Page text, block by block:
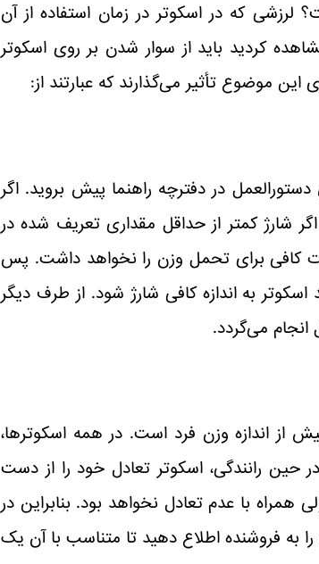
لرزشی که در اسکوتر در زمان استفاده از آن
کردید باید از سوار شدن بر روی اسکوتر
در دفترچه راهنما پیش بروید. اگر
شارژ کمتر از حداقل مقداری تعریف شده در
کافی برای تحمل وزن را نخواهد داشت. پس
به اندازه کافی شارژ شود. از طرف دیگر
انجام می‌گردد.
از اندازه وزن فرد است. در همه اسکوتر‌ها،
حین رانندگی، اسکوتر تعادل خود را از دست
همراه با عدم تعادل نخواهد بود. بنابراین در
به فروشنده اطلاع دهید تا متناسب با آن یک